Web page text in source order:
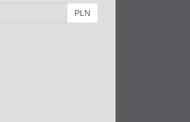
PLN